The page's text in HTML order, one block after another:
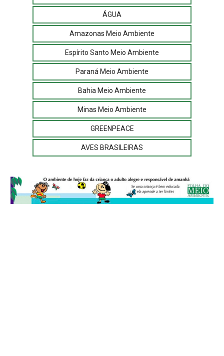
ÁGUA
Amazonas Meio Ambiente
Espírito Santo Meio Ambiente
Paraná Meio Ambiente
Bahia Meio Ambiente
Minas Meio Ambiente
GREENPEACE
AVES BRASILEIRAS